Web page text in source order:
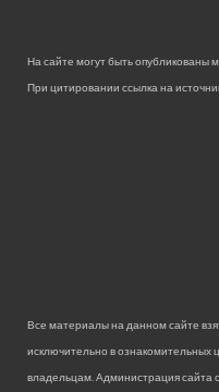
На сайте могут быть опубликованы
При цитировании ссылка на
Все материалы на данном сайте
исключительно в
владельцам. Администрация сайта